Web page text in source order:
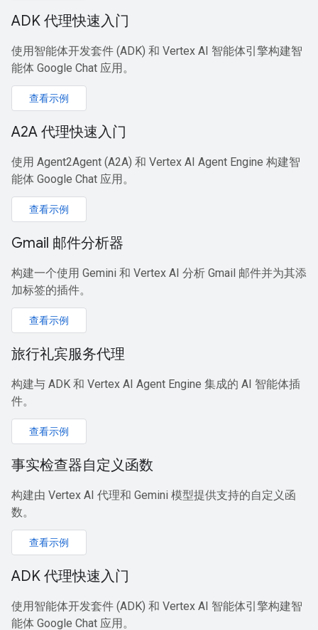
ADK 代理快速入门
使用智能体开发套件 (ADK) 和 Vertex AI 智能体引擎构建智
能体 Google Chat 应用。
查看示例
A2A 代理快速入门
使用 Agent2Agent (A2A) 和 Vertex AI Agent Engine 构建智
能体 Google Chat 应用。
查看示例
Gmail 邮件分析器
构建一个使用 Gemini 和 Vertex AI 分析 Gmail 邮件并为其添
加标签的插件。
查看示例
旅行礼宾服务代理
构建与 ADK 和 Vertex AI Agent Engine 集成的 AI 智能体插
件。
查看示例
事实检查器自定义函数
构建由 Vertex AI 代理和 Gemini 模型提供支持的自定义函
数。
查看示例
ADK 代理快速入门
使用智能体开发套件 (ADK) 和 Vertex AI 智能体引擎构建智
能体 Google Chat 应用。